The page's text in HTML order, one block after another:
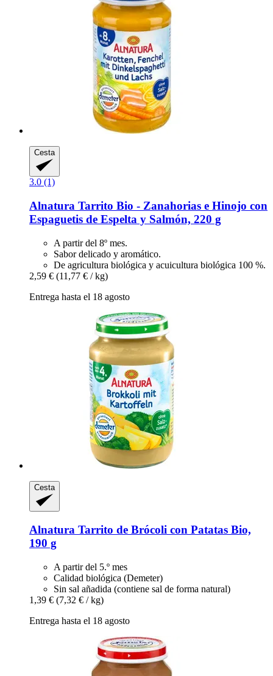
Cesta
3.0 (1)
Alnatura Tarrito Bio -​ Zanahorias e Hinojo con
Espaguetis de Espelta y Salmón, 220 g
A partir del 8º mes.
Sabor delicado y aromático.
De agricultura biológica y acuicultura biológica 100 %.
2,59 € (11,77 € / kg)
Entrega hasta el 18 agosto
Cesta
Alnatura Tarrito de Brócoli con Patatas Bio,
190 g
A partir del 5.º mes
Calidad biológica (Demeter)
Sin sal añadida (contiene sal de forma natural)
1,39 € (7,32 € / kg)
Entrega hasta el 18 agosto